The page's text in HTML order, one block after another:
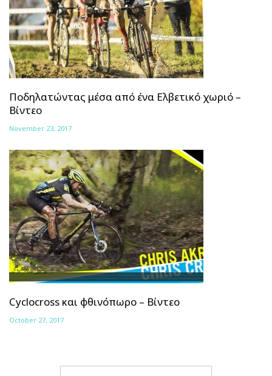
Ποδηλατώντας μέσα από ένα Ελβετικό χωριό –
Βίντεο
November 23, 2017
Cyclocross και φθινόπωρο – Βίντεο
October 27, 2017